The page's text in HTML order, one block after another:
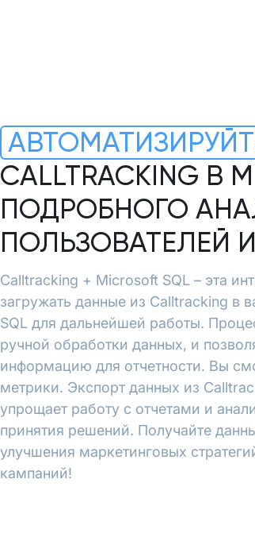
CALLTRACKING В
ПОДРОБНОГО
ПОЛЬЗОВАТЕЛЕЙ
Calltracking + Microsoft SQL – эта
загружать данные из Calltracking в
SQL для дальнейшей работы.
ручной обработки данных, и
информацию для отчетности. Вы
метрики. Экспорт данных из
упрощает работу с отчетами и
принятия решений. Получайте
улучшения маркетинговых
кампаний!